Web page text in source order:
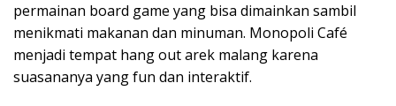
permainan board game yang bisa dimainkan sambil
menikmati makanan dan minuman. Monopoli Café
menjadi tempat hang out arek malang karena
suasananya yang fun dan interaktif.